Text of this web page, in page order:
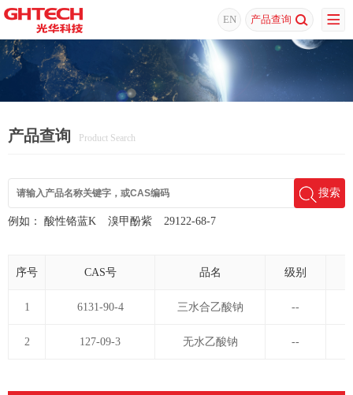
EN 产品查询
产品查询 Product Search
搜索
例如： 酸性铬蓝K 溴甲酚紫 29122-68-7
序号 CAS号 品名 级别
1 6131-90-4 三水合乙酸钠 --
2 127-09-3 无水乙酸钠 --